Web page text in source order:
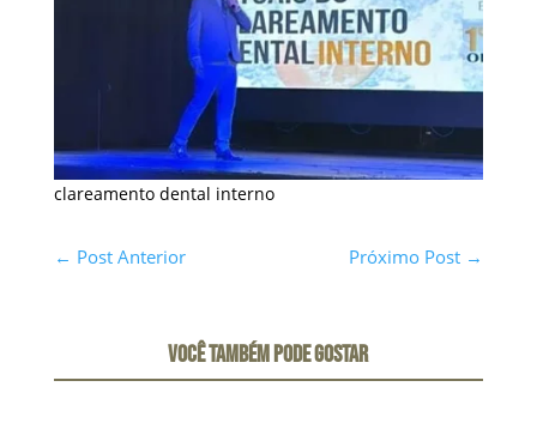
clareamento dental interno
← Post Anterior Próximo Post →
VOCÊ TAMBÉM PODE GOSTAR